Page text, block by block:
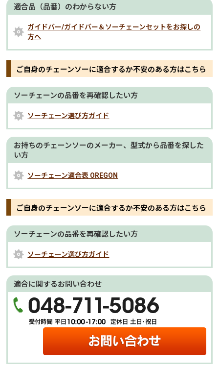
適合品（品番）のわからない方
ガイドバー/ガイドバー＆ソーチェーンセットをお探しの
方へ
ご自身のチェーンソーに適合するか不安のある方はこちら
ソーチェーンの品番を再確認したい方
ソーチェーン選び方ガイド
お持ちのチェーンソーのメーカー、型式から品番を探した
い方
ソーチェーン適合表 OREGON
ご自身のチェーンソーに適合するか不安のある方はこちら
ソーチェーンの品番を再確認したい方
ソーチェーン選び方ガイド
適合に関するお問い合わせ